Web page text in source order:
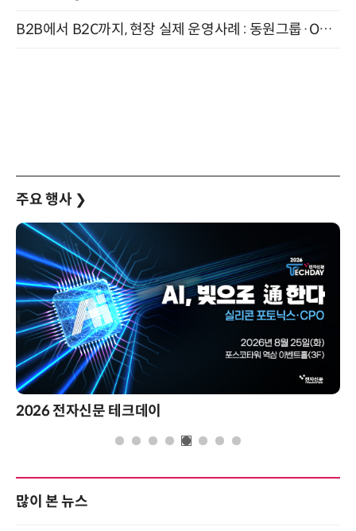
B2B에서 B2C까지, 현장 실제 운영사례 : 동원그룹·OCI·다이닝브랜즈그룹·당근 (8/27)
주요 행사 ❯
2026 전자신문 테크데이
많이 본 뉴스